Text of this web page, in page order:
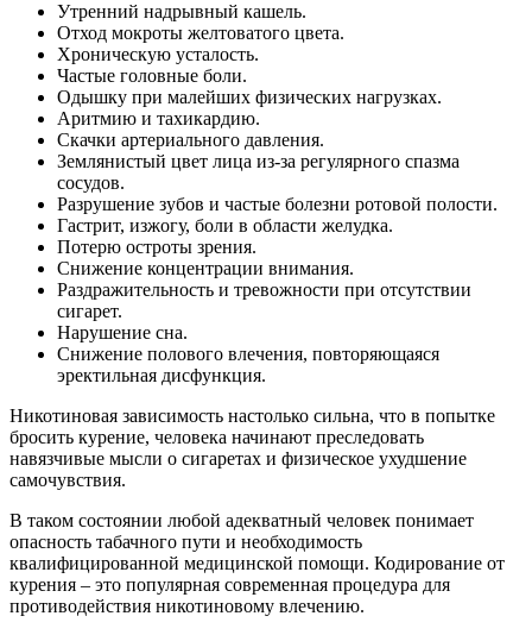
Утренний надрывный кашель.
Отход мокроты желтоватого цвета.
Хроническую усталость.
Частые головные боли.
Одышку при малейших физических нагрузках.
Аритмию и тахикардию.
Скачки артериального давления.
Землянистый цвет лица из-за регулярного спазма
сосудов.
Разрушение зубов и частые болезни ротовой полости.
Гастрит, изжогу, боли в области желудка.
Потерю остроты зрения.
Снижение концентрации внимания.
Раздражительность и тревожности при отсутствии
сигарет.
Нарушение сна.
Снижение полового влечения, повторяющаяся
эректильная дисфункция.
Никотиновая зависимость настолько сильна, что в попытке
бросить курение, человека начинают преследовать
навязчивые мысли о сигаретах и физическое ухудшение
самочувствия.
В таком состоянии любой адекватный человек понимает
опасность табачного пути и необходимость
квалифицированной медицинской помощи. Кодирование от
курения – это популярная современная процедура для
противодействия никотиновому влечению.